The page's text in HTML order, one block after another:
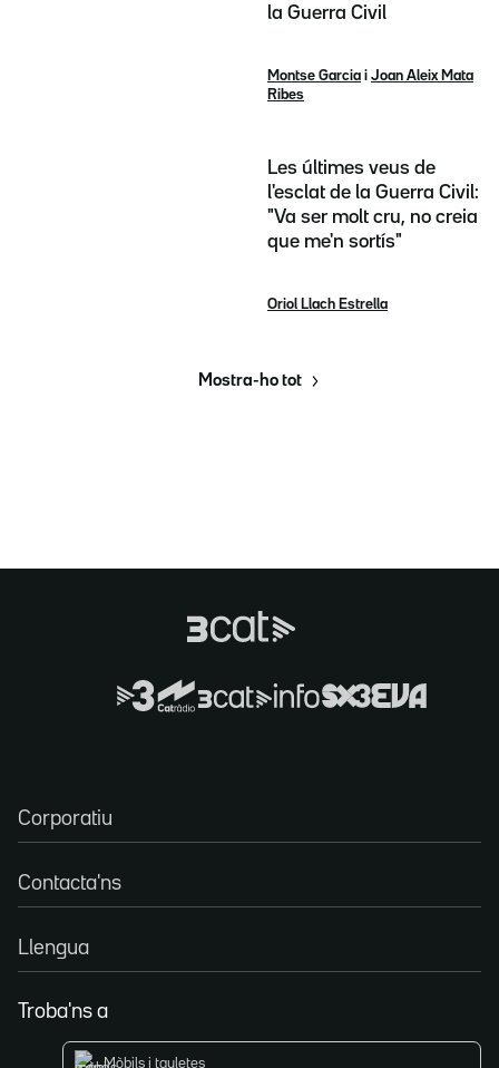
la Guerra Civil
Montse Garcia i Joan Aleix Mata
Ribes
Les últimes veus de
l'esclat de la Guerra Civil:
"Va ser molt cru, no creia
que me'n sortís"
Oriol Llach Estrella
Mostra-ho tot
Corporatiu
Contacta'ns
Llengua
Troba'ns a
Mòbils i tauletes